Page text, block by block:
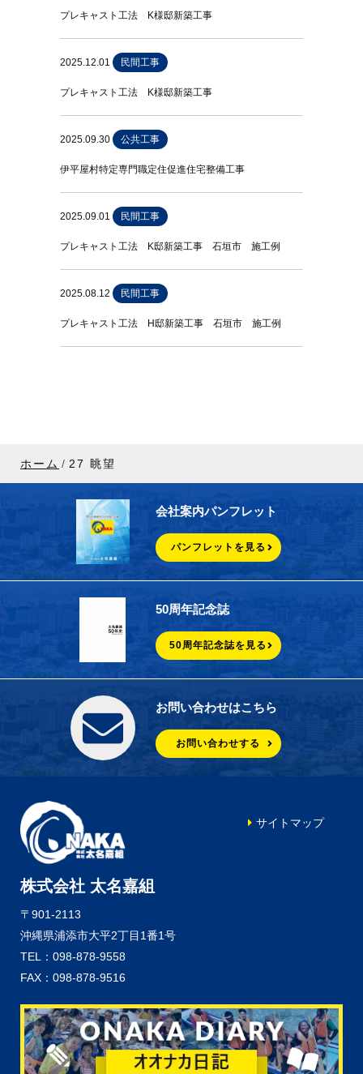
プレキャスト工法 K様邸新築工事
2025.12.01 民間工事
プレキャスト工法 K様邸新築工事
2025.09.30 公共工事
伊平屋村特定専門職定住促進住宅整備工事
2025.09.01 民間工事
プレキャスト工法 K邸新築工事 石垣市 施工例
2025.08.12 民間工事
プレキャスト工法 H邸新築工事 石垣市 施工例
ホーム 27 眺望
会社案内パンフレット
パンフレットを見る
50周年記念誌
50周年記念誌を見る
お問い合わせはこちら
お問い合わせする
株式会社 太名嘉組
〒901-2113
沖縄県浦添市大平2丁目1番1号
TEL：098-878-9558
FAX：098-878-9516
サイトマップ